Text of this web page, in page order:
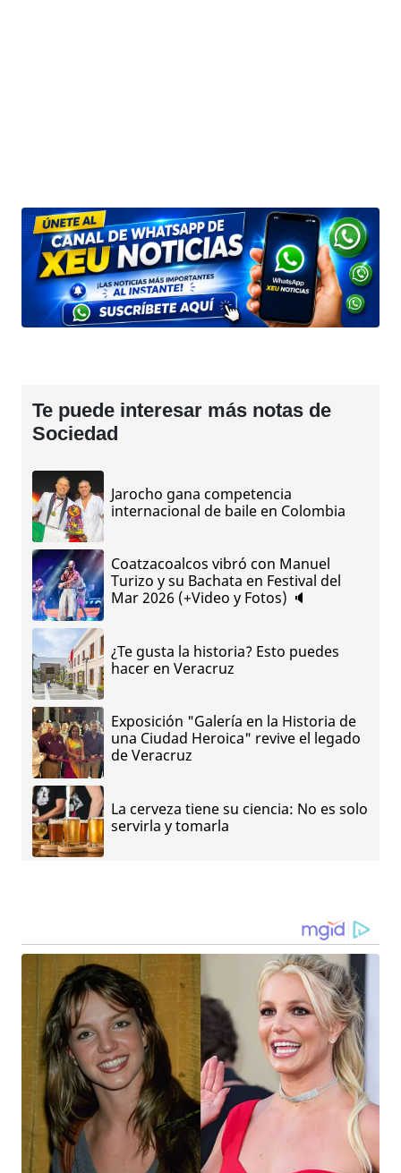
Te puede interesar más notas de
Sociedad
Jarocho gana competencia
internacional de baile en Colombia
Coatzacoalcos vibró con Manuel
Turizo y su Bachata en Festival del
Mar 2026 (+Video y Fotos) 🔈
¿Te gusta la historia? Esto puedes
hacer en Veracruz
Exposición "Galería en la Historia de
una Ciudad Heroica" revive el legado
de Veracruz
La cerveza tiene su ciencia: No es solo
servirla y tomarla